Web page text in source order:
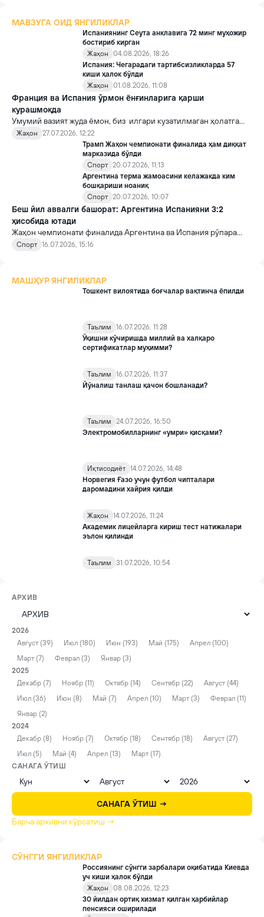
МАВЗУГА ОИД ЯНГИЛИКЛАР
Испаниянинг Сеута анклавига 72 минг муҳожир
бостириб кирган
Жаҳон
04.08.2026, 18:26
Испания: Чегарадаги тартибсизликларда 57
киши ҳалок бўлди
Жаҳон
01.08.2026, 11:08
Франция ва Испания ўрмон ёнғинларига қарши
курашмоқда
Умумий вазият жуда ёмон, биз илгари кузатилмаган ҳолатга
дуч келдик, деди Франция расмийси.
Жаҳон
27.07.2026, 12:22
Трамп Жаҳон чемпионати финалида ҳам диққат
марказида бўлди
Спорт 20.07.2026, 11:13
Аргентина терма жамоасини келажакда ким
бошқариши ноаниқ
Спорт 20.07.2026, 10:07
Беш йил аввалги башорат: Аргентина Испанияни 3:2
ҳисобида ютади
Жаҳон чемпионати финалида Аргентина ва Испания рўпара
келиши маълум бўлиши биланоқ, "Х" ижтимоий тармоғидаги
Спорт 16.07.2026, 15:16
МАШҲУР ЯНГИЛИКЛАР
Тошкент вилоятида боғчалар вақтинча ёпилди
Таълим
16.07.2026, 11:28
Ўқишни кўчиришда миллий ва халқаро
сертификатлар муҳимми?
Таълим
16.07.2026, 11:37
Йўналиш танлаш қачон бошланади?
Таълим
24.07.2026, 16:50
Электромобилларнинг «умри» қисқами?
Иқтисодиёт 14.07.2026, 14:48
Норвегия Ғазо учун футбол чипталари
даромадини хайрия қилди
Жаҳон
14.07.2026, 11:24
Академик лицейларга кириш тест натижалари
эълон қилинди
Таълим 31.07.2026, 10:54
АРХИВ
2026
Август (39)
Июл (180) Июн (193) Май (175)
Апрел (100)
Март (7)
Феврал (3)
Январ (3)
2025
Декабр (7)
Ноябр (11) Октябр (14) Сентябр (22)
Август (44)
Июл (36)
Июн (8) Май (7) Апрел (10) Март (3)
Феврал (11)
Январ (2)
2024
Декабр (8)
Ноябр (7) Октябр (18) Сентябр (18)
Август (27)
Июл (5)
Май (4) Апрел (13)
Март (17)
САНАГА ЎТИШ
САНАГА ЎТИШ →
Барча архивни кўрсатиш →
СЎНГГИ ЯНГИЛИКЛАР
Россиянинг сўнгги зарбалари оқибатида Киевда
уч киши ҳалок бўлди
Жаҳон
08.08.2026, 12:23
30 йилдан ортиқ хизмат қилган ҳарбийлар
пенсияси оширилади